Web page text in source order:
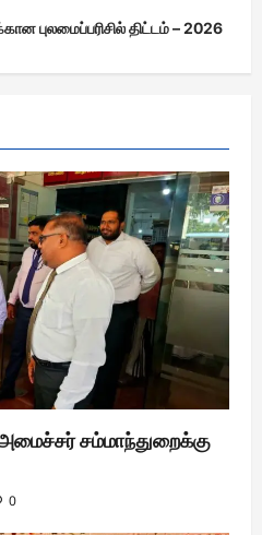
புலமைப்பரிசில் திட்டம் – 2026
அமைச்சர் சம்மாந்துறைக்கு
0